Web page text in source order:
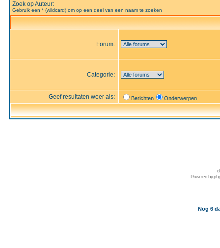
Zoek op Auteur:
Gebruik een * (wildcard) om op een deel van een naam te zoeken
Forum:
Categorie:
Geef resultaten weer als: Berichten Onderwerpen
Powered by
Nog 6